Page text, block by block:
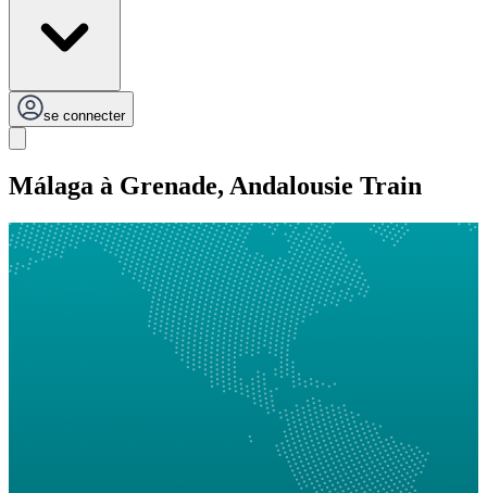
se connecter
Málaga à Grenade, Andalousie Train